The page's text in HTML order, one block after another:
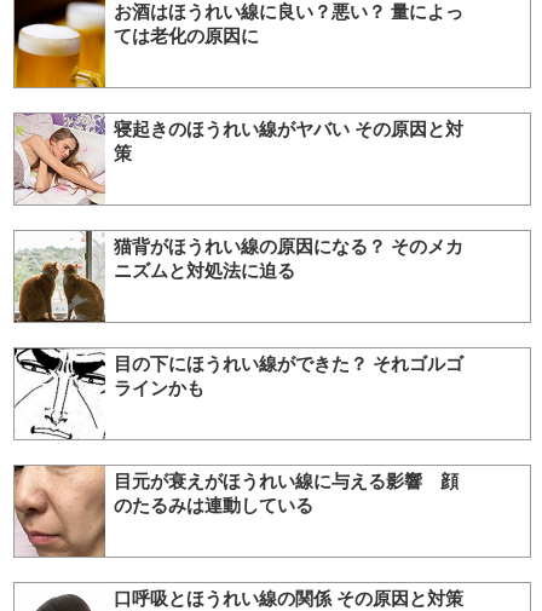
お酒はほうれい線に良い？悪い？ 量によっ
ては老化の原因に
寝起きのほうれい線がヤバい その原因と対
策
猫背がほうれい線の原因になる？ そのメカ
ニズムと対処法に迫る
目の下にほうれい線ができた？ それゴルゴ
ラインかも
目元が衰えがほうれい線に与える影響 顔
のたるみは連動している
口呼吸とほうれい線の関係 その原因と対策